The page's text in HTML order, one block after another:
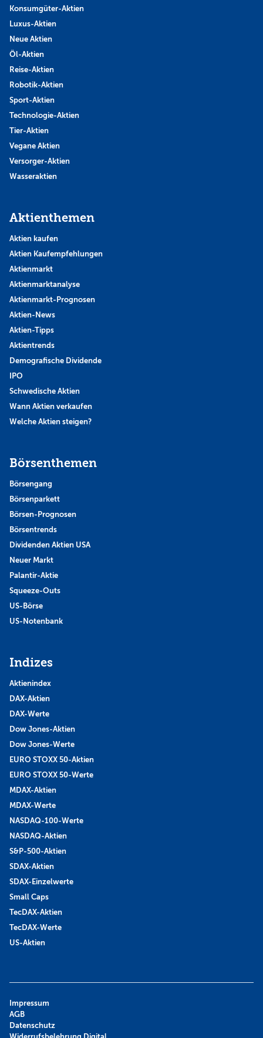
Konsumgüter-Aktien
Luxus-Aktien
Neue Aktien
Öl-Aktien
Reise-Aktien
Robotik-Aktien
Sport-Aktien
Technologie-Aktien
Tier-Aktien
Vegane Aktien
Versorger-Aktien
Wasseraktien
Aktienthemen
Aktien kaufen
Aktien Kaufempfehlungen
Aktienmarkt
Aktienmarktanalyse
Aktienmarkt-Prognosen
Aktien-News
Aktien-Tipps
Aktientrends
Demografische Dividende
IPO
Schwedische Aktien
Wann Aktien verkaufen
Welche Aktien steigen?
Börsenthemen
Börsengang
Börsenparkett
Börsen-Prognosen
Börsentrends
Dividenden Aktien USA
Neuer Markt
Palantir-Aktie
Squeeze-Outs
US-Börse
US-Notenbank
Indizes
Aktienindex
DAX-Aktien
DAX-Werte
Dow Jones-Aktien
Dow Jones-Werte
EURO STOXX 50-Aktien
EURO STOXX 50-Werte
MDAX-Aktien
MDAX-Werte
NASDAQ-100-Werte
NASDAQ-Aktien
S&P-500-Aktien
SDAX-Aktien
SDAX-Einzelwerte
Small Caps
TecDAX-Aktien
TecDAX-Werte
US-Aktien
Impressum
AGB
Datenschutz